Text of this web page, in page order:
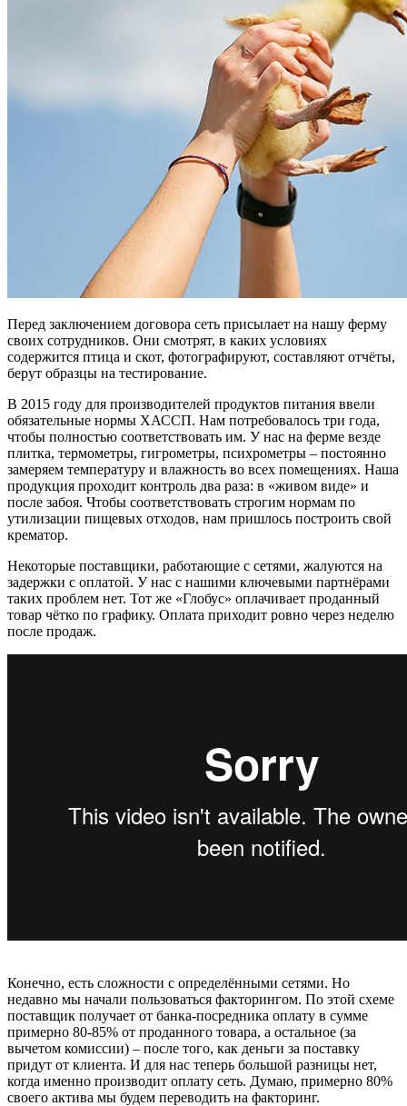
Перед заключением договора сеть присылает на нашу ферму
своих сотрудников. Они смотрят, в каких условиях
содержится птица и скот, фотографируют, составляют отчёты,
берут образцы на тестирование.
В 2015 году для производителей продуктов питания ввели
обязательные нормы ХАССП. Нам потребовалось три года,
чтобы полностью соответствовать им. У нас на ферме везде
плитка, термометры, гигрометры, психрометры – постоянно
замеряем температуру и влажность во всех помещениях. Наша
продукция проходит контроль два раза: в «живом виде» и
после забоя. Чтобы соответствовать строгим нормам по
утилизации пищевых отходов, нам пришлось построить свой
крематор.
Некоторые поставщики, работающие с сетями, жалуются на
задержки с оплатой. У нас с нашими ключевыми партнёрами
таких проблем нет. Тот же «Глобус» оплачивает проданный
товар чётко по графику. Оплата приходит ровно через неделю
после продаж.
Конечно, есть сложности с определёнными сетями. Но
недавно мы начали пользоваться факторингом. По этой схеме
поставщик получает от банка-посредника оплату в сумме
примерно 80-85% от проданного товара, а остальное (за
вычетом комиссии) – после того, как деньги за поставку
придут от клиента. И для нас теперь большой разницы нет,
когда именно производит оплату сеть. Думаю, примерно 80%
своего актива мы будем переводить на факторинг.